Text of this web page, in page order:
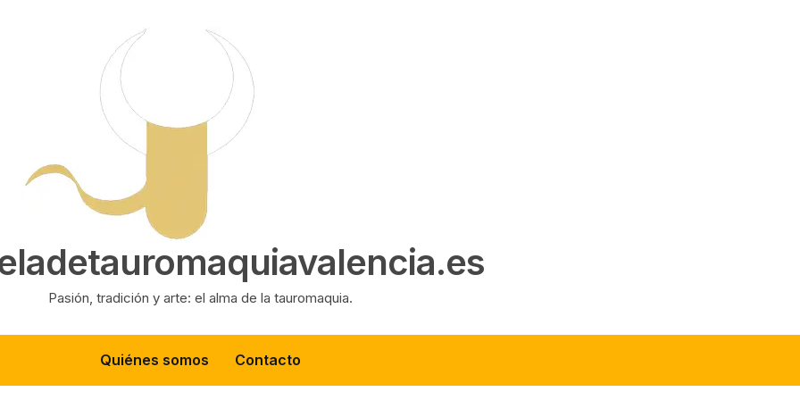
Pasión, tradición y arte: el alma de la tauromaquia.
Quiénes somos Contacto